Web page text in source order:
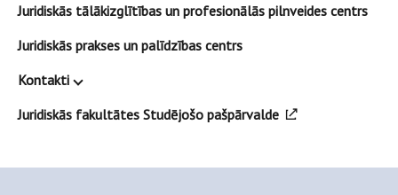
Juridiskās tālākizglītības un profesionālās pilnveides centrs
Juridiskās prakses un palīdzības centrs
Kontakti
Juridiskās fakultātes Studējošo pašpārvalde